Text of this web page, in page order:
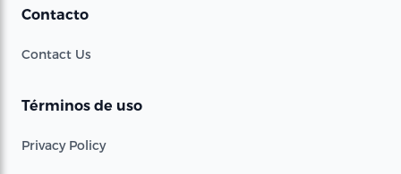
Contacto
Contact Us
Términos de uso
Privacy Policy